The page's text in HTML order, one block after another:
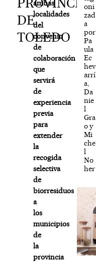
DE
TOLEDO
ambas
localidades
del
convenio
de
colaboración
que
servirá
de
experiencia
previa
para
extender
la
recogida
selectiva
de
biorresiduos
a
los
municipios
de
la
provincia
oni
zad
a
por
Pa
ula
Ec
hev
arrí
a,
Da
nie
l
Gra
o y
Mi
che
l
No
her